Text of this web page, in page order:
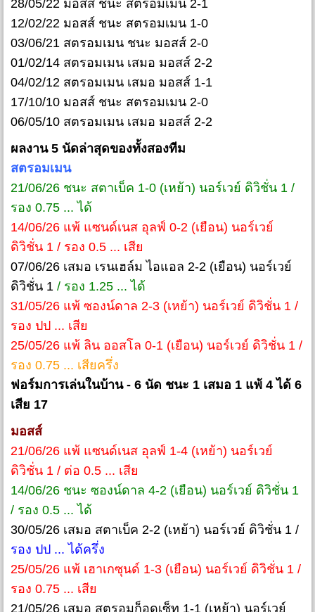
28/05/22 มอสส์ ชนะ สตรอมเมน 2-1
12/02/22 มอสส์ ชนะ สตรอมเมน 1-0
03/06/21 สตรอมเมน ชนะ มอสส์ 2-0
01/02/14 สตรอมเมน เสมอ มอสส์ 2-2
04/02/12 สตรอมเมน เสมอ มอสส์ 1-1
17/10/10 มอสส์ ชนะ สตรอมเมน 2-0
06/05/10 สตรอมเมน เสมอ มอสส์ 2-2
ผลงาน 5 นัดล่าสุดของทั้งสองทีม
สตรอมเมน
21/06/26 ชนะ สตาเบ็ค 1-0 (เหย้า) นอร์เวย์ ดิวิชั่น 1 /
รอง 0.75 ... ได้
14/06/26 แพ้ แซนด์เนส อุลฟ์ 0-2 (เยือน) นอร์เวย์
ดิวิชั่น 1 / รอง 0.5 ... เสีย
07/06/26 เสมอ เรนเฮล์ม ไอแอล 2-2 (เยือน) นอร์เวย์
ดิวิชั่น 1 / รอง 1.25 ... ได้
31/05/26 แพ้ ซองน์ดาล 2-3 (เหย้า) นอร์เวย์ ดิวิชั่น 1 /
รอง ปป ... เสีย
25/05/26 แพ้ ลิน ออสโล 0-1 (เยือน) นอร์เวย์ ดิวิชั่น 1 /
รอง 0.75 ... เสียครึ่ง
ฟอร์มการเล่นในบ้าน - 6 นัด ชนะ 1 เสมอ 1 แพ้ 4 ได้ 6
เสีย 17
มอสส์
21/06/26 แพ้ แซนด์เนส อุลฟ์ 1-4 (เหย้า) นอร์เวย์
ดิวิชั่น 1 / ต่อ 0.5 ... เสีย
14/06/26 ชนะ ซองน์ดาล 4-2 (เยือน) นอร์เวย์ ดิวิชั่น 1
/ รอง 0.5 ... ได้
30/05/26 เสมอ สตาเบ็ค 2-2 (เหย้า) นอร์เวย์ ดิวิชั่น 1 /
รอง ปป ... ได้ครึ่ง
25/05/26 แพ้ เฮาเกซุนด์ 1-3 (เยือน) นอร์เวย์ ดิวิชั่น 1 /
รอง 0.75 ... เสีย
21/05/26 เสมอ สตรอมก็อดเซ็ท 1-1 (เหย้า) นอร์เวย์